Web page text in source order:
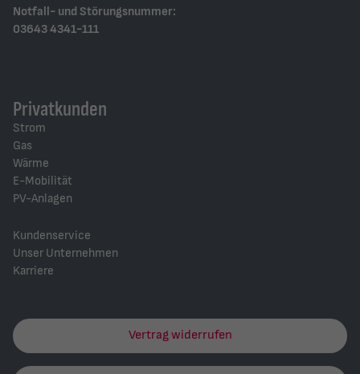
Notfall- und Störungsnummer:
03643 4341-111
Privatkunden
Strom
Gas
Wärme
E-Mobilität
PV-Anlagen
Kundenservice
Unser Unternehmen
Karriere
Vertrag widerrufen